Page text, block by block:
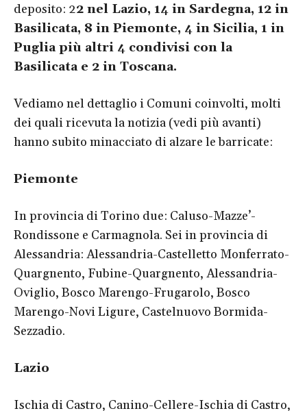
deposito: 22 nel Lazio, 14 in Sardegna, 12 in
Basilicata, 8 in Piemonte, 4 in Sicilia, 1 in
Puglia più altri 4 condivisi con la
Basilicata e 2 in Toscana.
Vediamo nel dettaglio i Comuni coinvolti, molti
dei quali ricevuta la notizia (vedi più avanti)
hanno subito minacciato di alzare le barricate:
Piemonte
In provincia di Torino due: Caluso-Mazze’-
Rondissone e Carmagnola. Sei in provincia di
Alessandria: Alessandria-Castelletto Monferrato-
Quargnento, Fubine-Quargnento, Alessandria-
Oviglio, Bosco Marengo-Frugarolo, Bosco
Marengo-Novi Ligure, Castelnuovo Bormida-
Sezzadio.
Lazio
Ischia di Castro, Canino-Cellere-Ischia di Castro,